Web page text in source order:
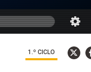
1.º CICLO